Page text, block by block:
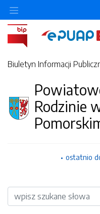
Biuletyn Informacji
Rodzinie
ostatnio
Wyszukiwarka